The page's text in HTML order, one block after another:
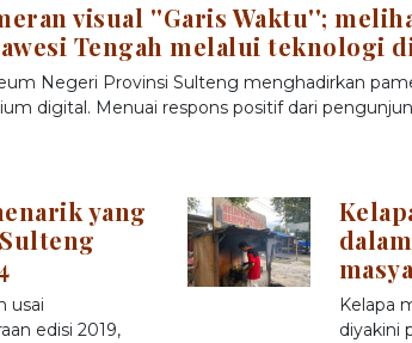
visual ''Garis Waktu'';
Tengah melalui teknologi
Negeri Provinsi Sulteng menghadirkan
digital. Menuai respons positif dari
yang
usai
edisi 2019,
Kelapa
diyakini